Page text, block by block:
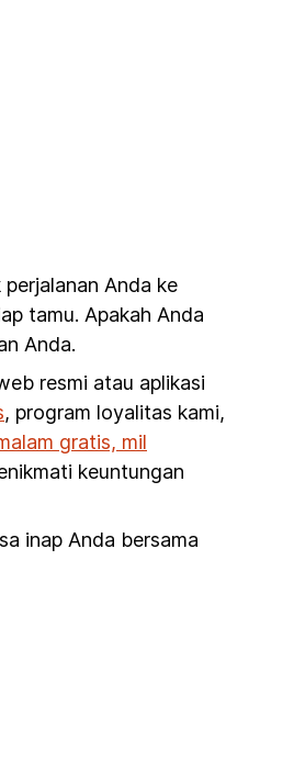
Anda ke
tamu. Apakah Anda
Anda.
resmi atau aplikasi
, program loyalitas kami,
gratis, mil
keuntungan
inap Anda bersama